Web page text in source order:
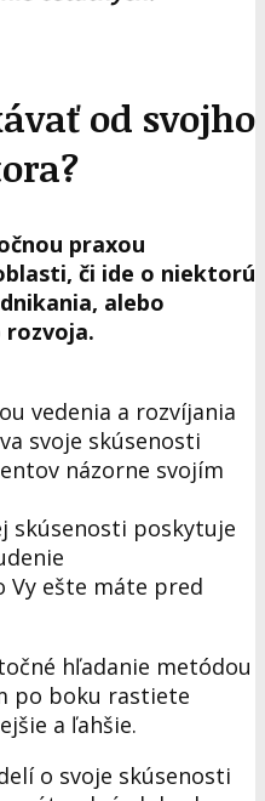
od svojho
praxou
či ide o niektorú
alebo
rozvoja.
vedenia a rozvíjania
svoje skúsenosti
názorne svojím
skúsenosti poskytuje
Vy ešte máte pred
hľadanie metódou
po boku rastiete
a ľahšie.
o svoje skúsenosti